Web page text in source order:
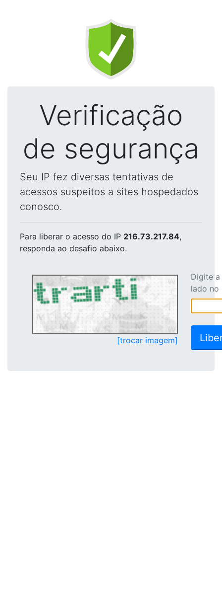
Verificação
de segurança
Seu IP fez diversas tentativas de
acessos suspeitos a sites hospedados
conosco.
Para liberar o acesso do IP 216.73.217.84,
responda ao desafio abaixo.
[trocar imagem]
Digite
lado no